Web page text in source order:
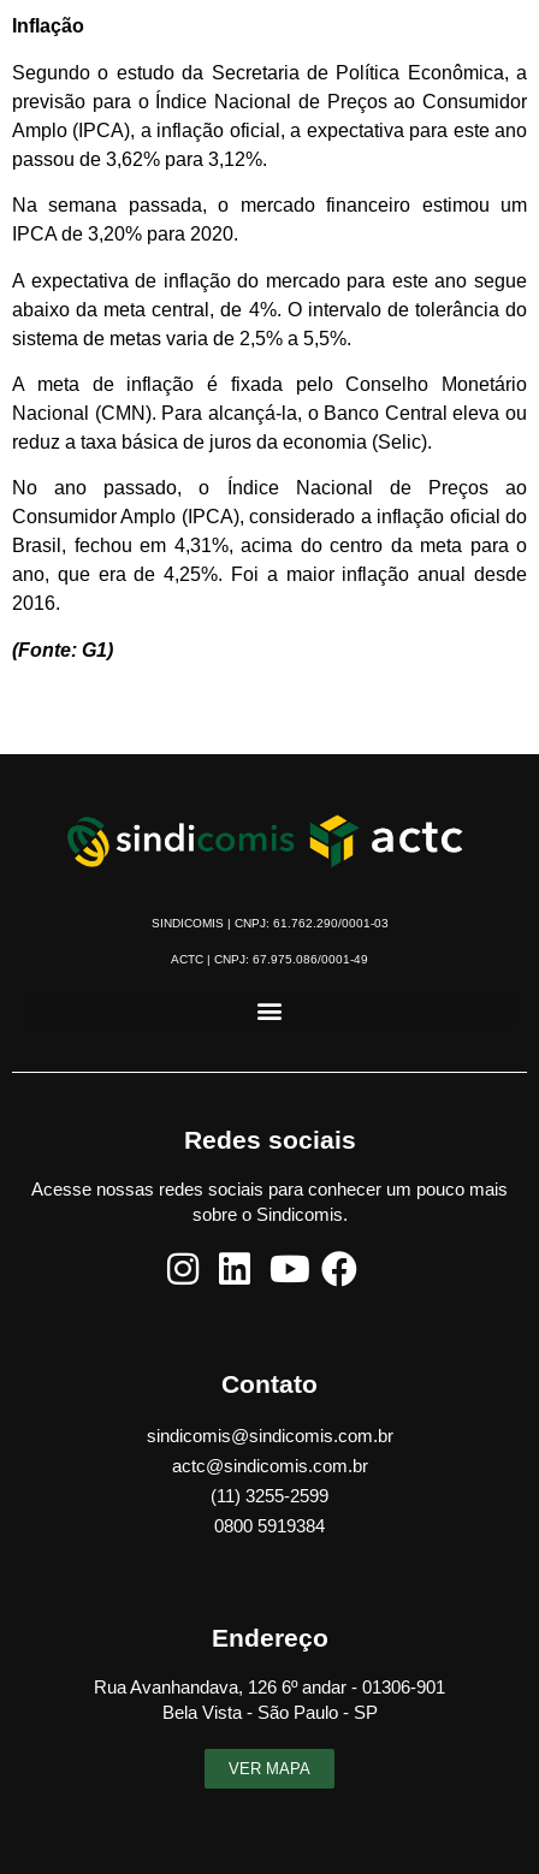
Inflação
Segundo o estudo da Secretaria de Política Econômica, a
previsão para o Índice Nacional de Preços ao Consumidor
Amplo (IPCA), a inflação oficial, a expectativa para este ano
passou de 3,62% para 3,12%.
Na semana passada, o mercado financeiro estimou um
IPCA de 3,20% para 2020.
A expectativa de inflação do mercado para este ano segue
abaixo da meta central, de 4%. O intervalo de tolerância do
sistema de metas varia de 2,5% a 5,5%.
A meta de inflação é fixada pelo Conselho Monetário
Nacional (CMN). Para alcançá-la, o Banco Central eleva ou
reduz a taxa básica de juros da economia (Selic).
No ano passado, o Índice Nacional de Preços ao
Consumidor Amplo (IPCA), considerado a inflação oficial do
Brasil, fechou em 4,31%, acima do centro da meta para o
ano, que era de 4,25%. Foi a maior inflação anual desde
2016.
(Fonte: G1)
SINDICOMIS | CNPJ: 61.762.290/0001-03
ACTC | CNPJ: 67.975.086/0001-49
Redes sociais
Acesse nossas redes sociais para conhecer um pouco mais
sobre o Sindicomis.
Contato
sindicomis@sindicomis.com.br
actc@sindicomis.com.br
(11) 3255-2599
0800 5919384
Endereço
Rua Avanhandava, 126 6º andar - 01306-901
Bela Vista - São Paulo - SP
VER MAPA